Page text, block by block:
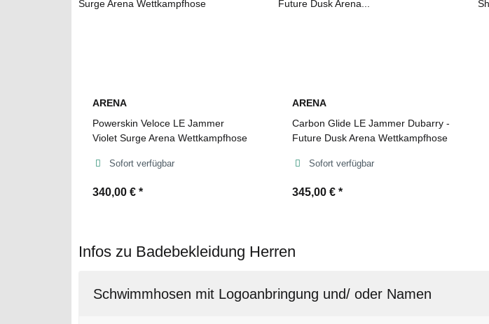
ARENA
Powerskin Veloce LE Jammer
Violet Surge Arena Wettkampfhose
Sofort verfügbar
340,00 € *
ARENA
Carbon Glide LE Jammer Dubarry -
Future Dusk Arena Wettkampfhose
Sofort verfügbar
345,00 € *
Infos zu Badebekleidung Herren
Schwimmhosen mit Logoanbringung und/ oder Namen